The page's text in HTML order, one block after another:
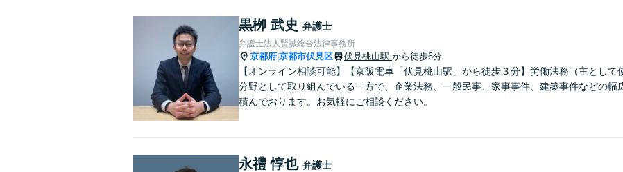
黒栁 武史 弁護士
弁護士法人賢誠総合法律事務所
京都府|京都市伏見区 伏見桃山駅 から徒歩6分
【オンライン相談可能】【京阪電車「伏見桃山駅」から徒歩３分】労働法務（主として
分野として取り組んでいる一方で、企業法務、一般民事、家事事件、建築事件などの幅
積んでおります。お気軽にご相談ください。
永禮 惇也 弁護士